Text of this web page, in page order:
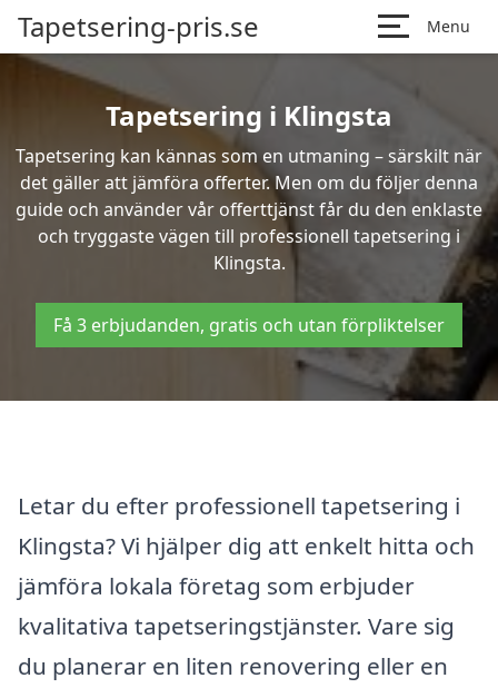
Tapetsering-pris.se Menu
Tapetsering i Klingsta
Tapetsering kan kännas som en utmaning – särskilt när
det gäller att jämföra offerter. Men om du följer denna
guide och använder vår offerttjänst får du den enklaste
och tryggaste vägen till professionell tapetsering i
Klingsta.
Få 3 erbjudanden, gratis och utan förpliktelser
Letar du efter professionell tapetsering i
Klingsta? Vi hjälper dig att enkelt hitta och
jämföra lokala företag som erbjuder
kvalitativa tapetseringstjänster. Vare sig
du planerar en liten renovering eller en